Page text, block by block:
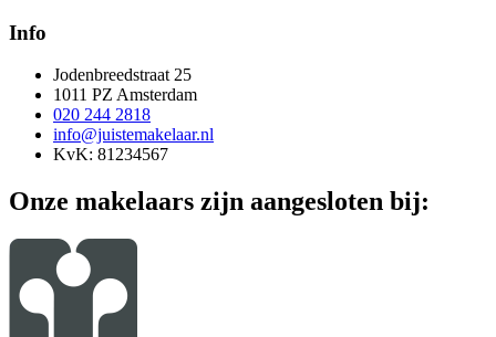
Info
Jodenbreedstraat 25
1011 PZ Amsterdam
020 244 2818
info@juistemakelaar.nl
KvK: 81234567
Onze makelaars zijn aangesloten bij: